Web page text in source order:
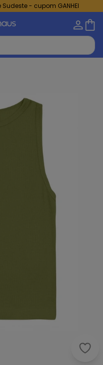
Sudeste - cupom GANHEI